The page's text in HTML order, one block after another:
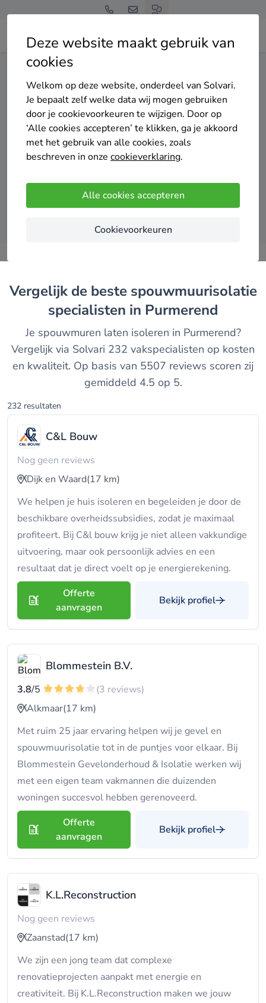
Deze website maakt gebruik van
cookies
Welkom op deze website, onderdeel van Solvari.
Je bepaalt zelf welke data wij mogen gebruiken
door je cookievoorkeuren te wijzigen. Door op
‘Alle cookies accepteren’ te klikken, ga je akkoord
met het gebruik van alle cookies, zoals
beschreven in onze cookieverklaring.
Alle cookies accepteren
Cookievoorkeuren
Home Spouwmuurisolatie
Gratis en vrijblijvend
Top 20 spouwmuurisolatie
specialisten in Purmerend
Vergelijk offertes
Vergelijk de beste spouwmuurisolatie
specialisten in Purmerend
Je spouwmuren laten isoleren in Purmerend?
Vergelijk via Solvari 232 vakspecialisten op kosten
en kwaliteit. Op basis van 5507 reviews scoren zij
gemiddeld 4.5 op 5.
232 resultaten
C&L Bouw
Nog geen reviews
Dijk en Waard(17 km)
We helpen je huis isoleren en begeleiden je door de
beschikbare overheidssubsidies, zodat je maximaal
profiteert. Bij C&l bouw krijg je niet alleen vakkundige
uitvoering, maar ook persoonlijk advies en een
resultaat dat je direct voelt op je energierekening.
Offerte
aanvragen
Bekijk profiel
Blommestein B.V.
3.8/5
(3 reviews)
Alkmaar(17 km)
Met ruim 25 jaar ervaring helpen wij je gevel en
spouwmuurisolatie tot in de puntjes voor elkaar. Bij
Blommestein Gevelonderhoud & Isolatie werken wij
met een eigen team vakmannen die duizenden
woningen succesvol hebben gerenoveerd.
Offerte
aanvragen
Bekijk profiel
K.L.Reconstruction
Nog geen reviews
Zaanstad(17 km)
We zijn een jong team dat complexe
renovatieprojecten aanpakt met energie en
creativiteit. Bij K.L.Reconstruction maken we jouw